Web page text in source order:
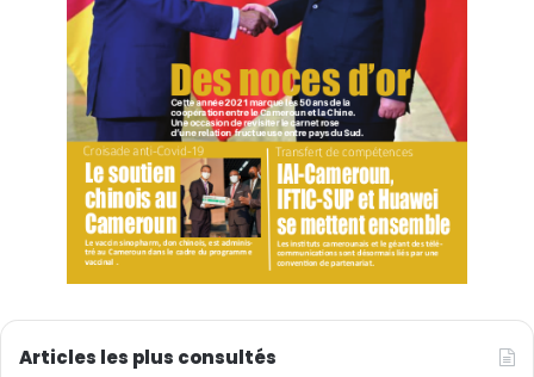
Articles les plus consultés